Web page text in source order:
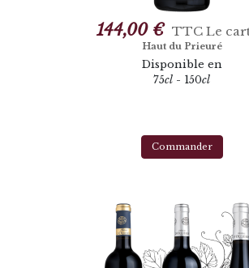
144,00 € TTCLe
Haut du Prieuré
Disponible en
75cl - 150cl
Commander